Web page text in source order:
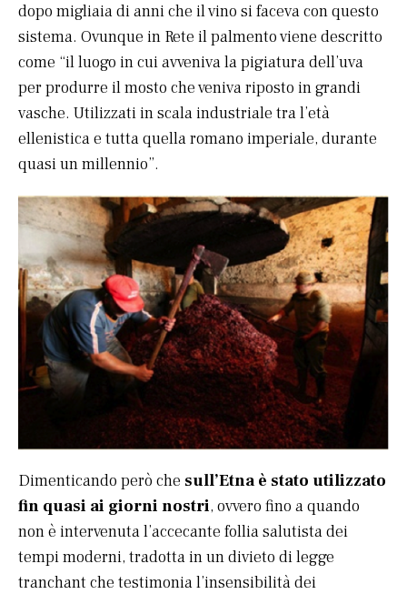
dopo migliaia di anni che il vino si faceva con questo
sistema. Ovunque in Rete il palmento viene descritto
come “il luogo in cui avveniva la pigiatura dell’uva
per produrre il mosto che veniva riposto in grandi
vasche. Utilizzati in scala industriale tra l’età
ellenistica e tutta quella romano imperiale, durante
quasi un millennio”.
Dimenticando però che sull’Etna è stato utilizzato
fin quasi ai giorni nostri, ovvero fino a quando
non è intervenuta l’accecante follia salutista dei
tempi moderni, tradotta in un divieto di legge
tranchant che testimonia l’insensibilità dei